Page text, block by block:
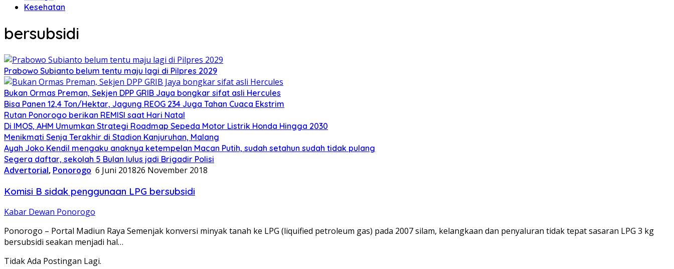
Kesehatan
bersubsidi
Prabowo Subianto belum tentu maju lagi di Pilpres 2029
Bukan Ormas Preman, Sekjen DPP GRIB Jaya bongkar sifat asli Hercules
Bisa Panen 12,4 Ton/Hektar, Jagung REOG 234 Juga Tahan Cuaca Ekstrim
Rutan Ponorogo berikan REMISI saat Hari Natal
Di IMOS, AHM Umumkan Strategi Roadmap Sepeda Motor Listrik Honda Hingga 2030
Menikmati Senja Terakhir di Stadion Kanjuruhan, Malang
Ayah Joko Kendil mengaku anaknya ketempelan Macan Putih, sudah setahun sudah tidak pulang
Segera daftar, sekolah 5 Bulan lulus jadi Brigadir Polisi
Advertorial, Ponorogo 6 Juni 201826 November 2018
Komisi B sidak penggunaan LPG bersubsidi
Kabar Dewan Ponorogo
Ponorogo – Portal Madiun Raya Semenjak konversi minyak tanah ke LPG (liquified petroleum gas) pada 2007 silam, kelangkaan dan penyaluran tidak tepat sasaran LPG 3 kg
bersubsidi seakan menjadi hal…
Tidak Ada Postingan Lagi.